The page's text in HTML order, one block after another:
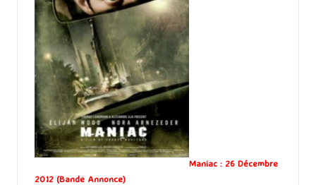
Maniac : 26 Décembre
2012 (Bande Annonce)